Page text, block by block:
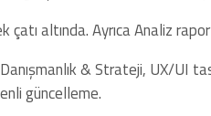
çatı altında. Ayrıca Analiz
& Strateji, UX/UI
güncelleme.